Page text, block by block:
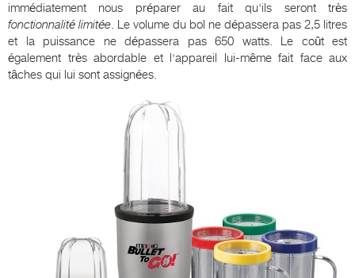
immédiatement nous préparer au fait qu'ils seront très
fonctionnalité limitée. Le volume du bol ne dépassera pas 2,5 litres
et la puissance ne dépassera pas 650 watts. Le coût est
également très abordable et l'appareil lui-même fait face aux
tâches qui lui sont assignées.